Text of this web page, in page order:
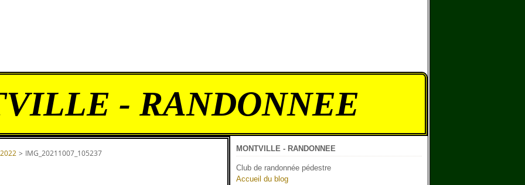
- RANDONNEE
> IMG_20211007_105237 MONTVILLE - RANDONNEE
Club de randonnée pédestre
Accueil du blog